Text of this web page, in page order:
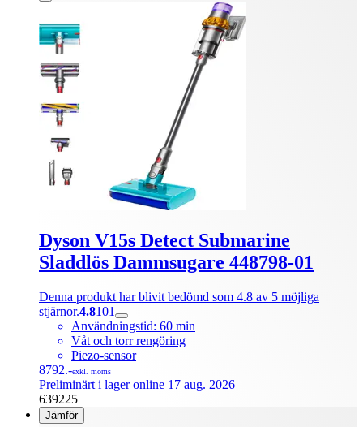
Dyson V15s Detect Submarine
Sladdlös Dammsugare 448798-01
Denna produkt har blivit bedömd som 4.8 av 5 möjliga
stjärnor.4.8101
Användningstid: 60 min
Våt och torr rengöring
Piezo-sensor
8792.-exkl. moms
Preliminärt i lager online 17 aug. 2026
639225
Jämför